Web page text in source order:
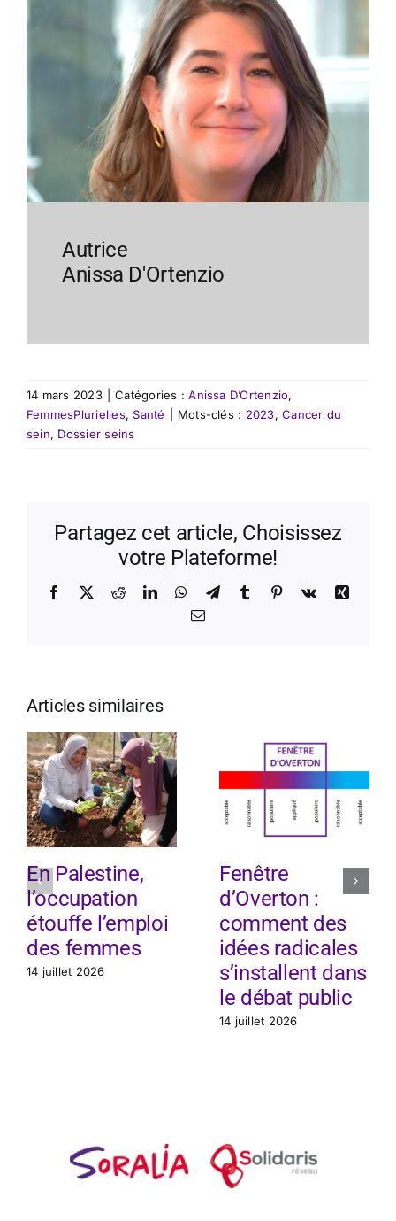
Autrice
Anissa D'Ortenzio
14 mars 2023 Catégories :Anissa D’Ortenzio,
FemmesPlurielles,Santé Mots-clés : 2023,Cancer du
sein, Dossier seins
Partagez cet article, Choisissez
votre Plateforme!
Facebook
X RedditLinkedInWhatsApp
TelegramTumblr Pinterest
Vk
Xing
Email
Articles similaires
En Palestine,
l’occupation
étouffe l’emploi
des femmes
14 juillet 2026
Fenêtre
d’Overton :
comment des
idées radicales
s’installent dans
le débat public
14 juillet 2026